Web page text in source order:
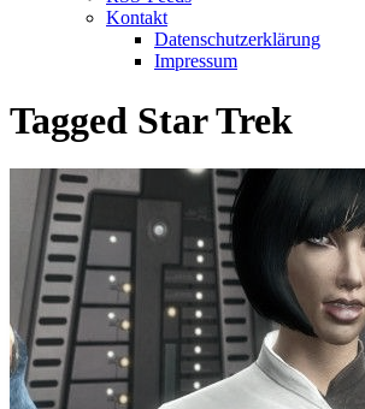
Kontakt
Datenschutzerklärung
Impressum
Tagged Star Trek